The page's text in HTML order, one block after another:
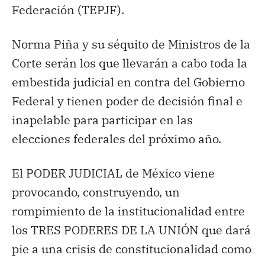
Federación (TEPJF).
Norma Piña y su séquito de Ministros de la
Corte serán los que llevarán a cabo toda la
embestida judicial en contra del Gobierno
Federal y tienen poder de decisión final e
inapelable para participar en las
elecciones federales del próximo año.
El PODER JUDICIAL de México viene
provocando, construyendo, un
rompimiento de la institucionalidad entre
los TRES PODERES DE LA UNIÓN que dará
pie a una crisis de constitucionalidad como